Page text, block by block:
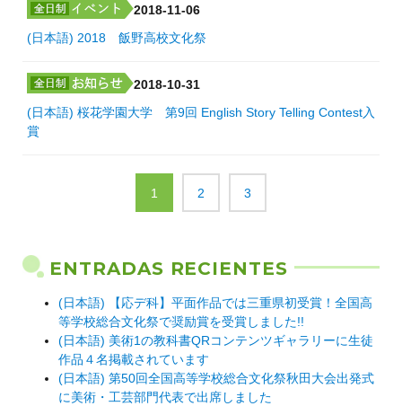
2018-11-06
(日本語) 2018 飯野高校文化祭
2018-10-31
(日本語) 桜花学園大学 第9回 English Story Telling Contest入
賞
1 2 3
ENTRADAS RECIENTES
(日本語) 【応デ科】平面作品では三重県初受賞！全国高
等学校総合文化祭で奨励賞を受賞しました!!
(日本語) 美術1の教科書QRコンテンツギャラリーに生徒
作品４名掲載されています
(日本語) 第50回全国高等学校総合文化祭秋田大会出発式
に美術・工芸部門代表で出席しました